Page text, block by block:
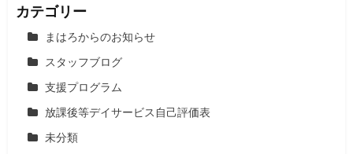
カテゴリー
まはろからのお知らせ
スタッフブログ
支援プログラム
放課後等デイサービス自己評価表
未分類